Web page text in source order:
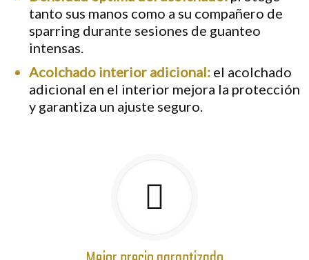
tanto sus manos como a su compañero de
sparring durante sesiones de guanteo
intensas.
Acolchado interior adicional: el acolchado
adicional en el interior mejora la protección
y garantiza un ajuste seguro.